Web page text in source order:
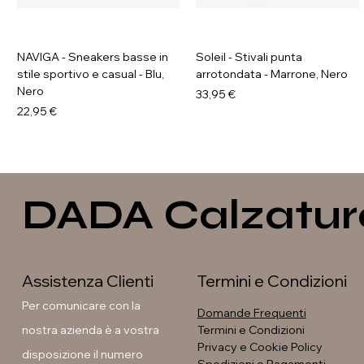
NAVIGA - Sneakers basse in
stile sportivo e casual - Blu,
Nero
Prezzo
22,95 €
Soleil - Stivali punta
arrotondata - Marrone, Nero
Prezzo
33,95 €
GALIA - Sneakers platform Soleil - Stivali con fibbia
GAVI - Anfibi con suola Soleil - Stivali flat con fibbia
DADA
Assistenza Clienti
Per comunicare con la
nostra azienda è a vostra
disposizione il numero
Termini e Condizioni
Domande Frequenti
Termini e Condizioni
Privacy e Cookie Policy